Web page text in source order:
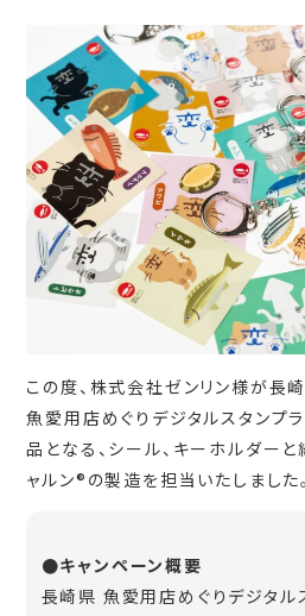
この度、株式会社ゼンリン様が長
魚愛用店めぐりデジタルスタンプ
品となる、シール、キーホルダー
ャルン®の製造を担当いたしました。
●キャンペーン概要
長崎県 魚愛用店めぐりデジタル